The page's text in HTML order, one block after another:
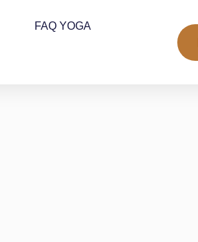
FAQ YOGA